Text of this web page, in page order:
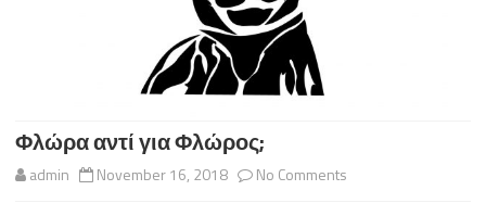
Φλώρα αντί για Φλώρος;
admin November 16, 2018 No Comments